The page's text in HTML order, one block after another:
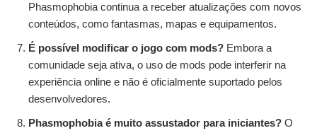
Phasmophobia continua a receber atualizações com novos
conteúdos, como fantasmas, mapas e equipamentos.
É possível modificar o jogo com mods? Embora a
comunidade seja ativa, o uso de mods pode interferir na
experiência online e não é oficialmente suportado pelos
desenvolvedores.
Phasmophobia é muito assustador para iniciantes? O